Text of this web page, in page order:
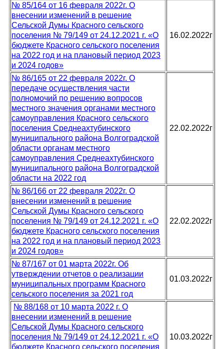
№ 85/164 от 16 февраля 2022г. О
внесении изменений в решение
Сельской Думы Красного сельского
поселения № 79/149 от 24.12.2021 г. «О
бюджете Красного сельского поселения
на 2022 год и на плановый период 2023
и 2024 годов»
16.02.2022г
№ 86/165 от 22 февраля 2022г. О
передаче осуществления части
полномочий по решению вопросов
местного значения органами местного
самоуправления Красного сельского
поселения Среднеахтубинского
муниципального района Волгоградской
области органам местного
самоуправления Среднеахтубинского
муниципального района Волгоградской
области на 2022 год
22.02.2022г
№ 86/166 от 22 февраля 2022г. О
внесении изменений в решение
Сельской Думы Красного сельского
поселения № 79/149 от 24.12.2021 г. «О
бюджете Красного сельского поселения
на 2022 год и на плановый период 2023
и 2024 годов»
22.02.2022г
№ 87/167 от 01 марта 2022г. Об
утверждении отчетов о реализации
муниципальных программ Красного
сельского поселения за 2021 год
01.03.2022г
№ 88/168 от 10 марта 2022 г. О
внесении изменений в решение
Сельской Думы Красного сельского
поселения № 79/149 от 24.12.2021 г. «О
бюджете Красного сельского поселения
10.03.2022г